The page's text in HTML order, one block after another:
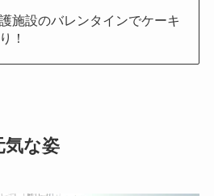
施設のバレンタインでケーキ
！
気な姿